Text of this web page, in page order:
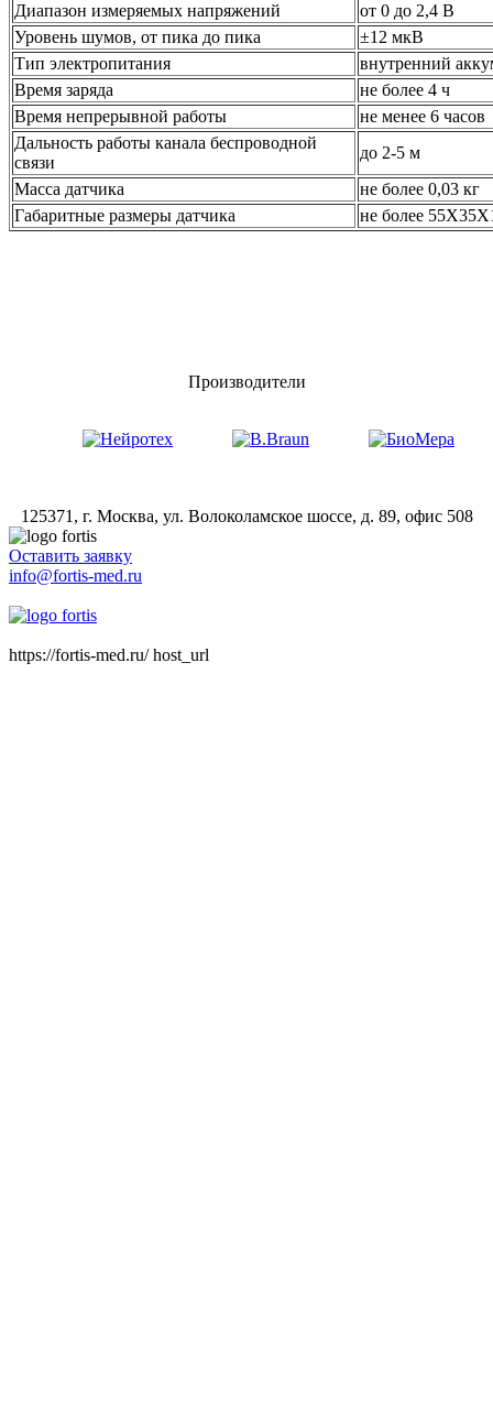
Диапазон измеряемых напряжений
от 0 до 2,4 В
Уровень шумов, от пика до пика
±12 мкВ
Тип электропитания
внутренний
Время заряда
не более 4 ч
Время непрерывной работы
не менее 6 часов
Дальность работы канала беспроводной
связи
до 2-5 м
Масса датчика
не более 0,03 кг
Габаритные размеры датчика
не более
Производители
125371, г. Москва, ул. Волоколамское шоссе, д. 89, офис 508
Оставить заявку
info@fortis-med.ru
https://fortis-med.ru/ host_url